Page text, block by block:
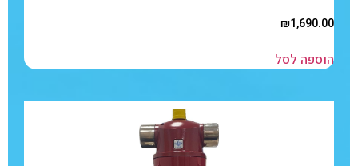
₪1,690.00
הוספה לסל